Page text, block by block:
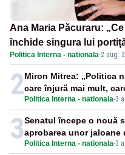
Ana Maria Păcuraru:
închide singura lui
Politica Interna - nationala·2 aug.
2 Politica Interna - nationala-3
Miron Mitrea: „Politica
care înjură mai mult,
3 Politica Interna - nationala-3
Senatul începe o nouă
aprobarea unor jaloane